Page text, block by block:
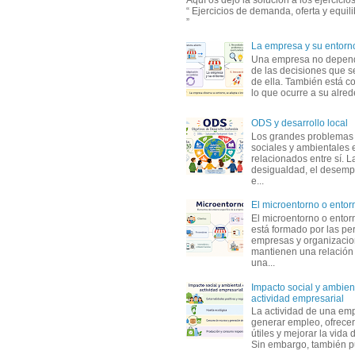
“ Ejercicios de demanda, oferta y
”
La empresa y su
Una empresa no
de las decisiones que
de ella. También está
lo que ocurre a su
ODS y desarrollo local
Los grandes
sociales y ambientales
relacionados entre sí.
desigualdad, el
e...
El microentorno o
El microentorno o
está formado por las
empresas y
mantienen una
una...
Impacto social y
actividad empresarial
La actividad de una
generar empleo,
útiles y mejorar la vida
Sin embargo, también